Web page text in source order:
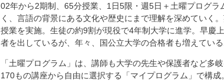
02年から2期制、65分授業、1日5限・週5日＋土曜プログ
く、言語の背景にある文化や歴史にまで理解を深めていく
授業を実施。生徒の約9割が現役で4年制大学に進学。早慶
者を出しているが、年々、国公立大学の合格者も増えている
「土曜プログラム」は、講師も大学の先生や保護者など
170もの講座から自由に選択する「マイプログラム」で構